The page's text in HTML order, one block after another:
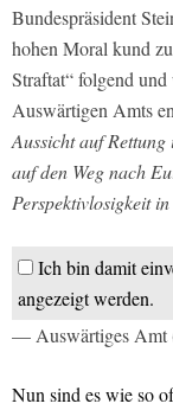
Bundespräsident
hohen Moral kund
Straftat“ folgend
Auswärtigen Amts
Aussicht auf
auf den Weg nach
Perspektivlosigkeit
Ich bin damit
angezeigt werden.
— Auswärtiges Amt
Nun sind es wie so